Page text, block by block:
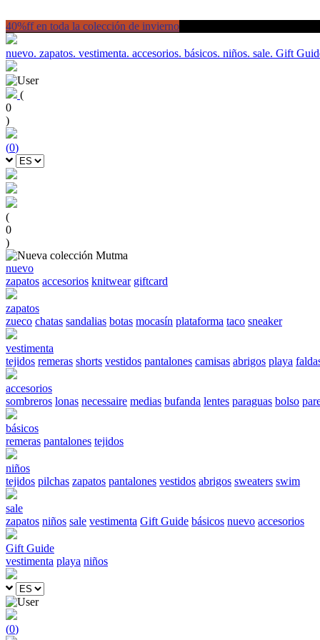
40%ff en toda la colección de invierno
nuevo. zapatos. vestimenta. accesorios. básicos. niños. sale. Gift
(
0
)
(0)
(
0
)
nuevo
zapatos accesorios knitwear giftcard
zapatos
zueco chatas sandalias botas mocasín plataforma taco sneaker
vestimenta
tejidos remeras shorts vestidos pantalones camisas abrigos playa
accesorios
sombreros lonas necessaire medias bufanda lentes paraguas bolso
básicos
remeras pantalones tejidos
niños
tejidos pilchas zapatos pantalones vestidos abrigos sweaters swim
sale
zapatos niños sale vestimenta Gift Guide básicos nuevo accesorios
Gift Guide
vestimenta playa niños
(0)